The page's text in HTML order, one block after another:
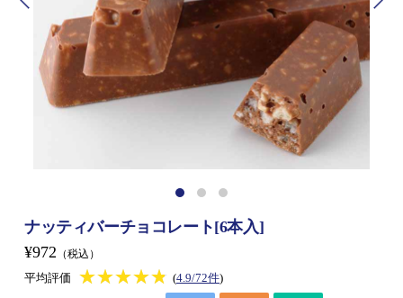
ナッティバーチョコレート[6本入]
¥972 （税込）
平均評価 ★★★★★
★★★★★ (4.9/72件)